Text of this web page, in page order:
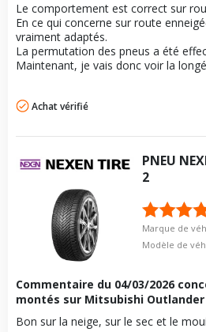
Le comportement est correct sur
En ce qui concerne sur route
vraiment adaptés.
La permutation des pneus a été
Maintenant, je vais donc voir la
Achat vérifié
PNEU
2
Marque de
Modèle de
Commentaire du 04/03/2026
montés sur Mitsubishi Outlander
Bon sur la neige, sur le sec et le